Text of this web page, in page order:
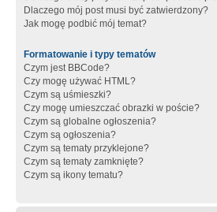
Dlaczego mój post musi być zatwierdzony?
Jak mogę podbić mój temat?
Formatowanie i typy tematów
Czym jest BBCode?
Czy mogę używać HTML?
Czym są uśmieszki?
Czy mogę umieszczać obrazki w poście?
Czym są globalne ogłoszenia?
Czym są ogłoszenia?
Czym są tematy przyklejone?
Czym są tematy zamknięte?
Czym są ikony tematu?